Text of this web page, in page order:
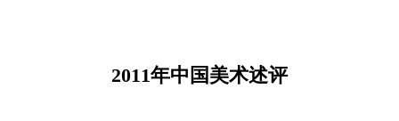
2011年中国美术述评